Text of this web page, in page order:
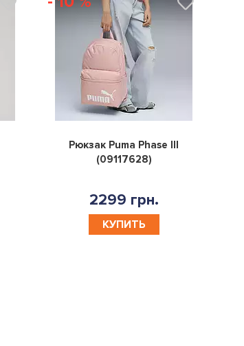
Рюкзак Puma Phase III
(09117628)
2299 грн.
КУПИТЬ